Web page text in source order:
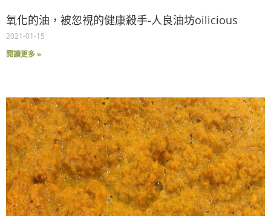
氧化的油，被忽視的健康殺手-人良油坊oilicious
2021-01-15
閱讀更多 »